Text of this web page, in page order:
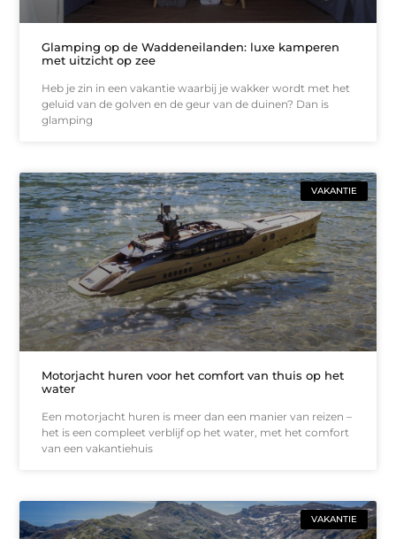
Glamping op de Waddeneilanden: luxe kamperen
met uitzicht op zee
Heb je zin in een vakantie waarbij je wakker wordt met het
geluid van de golven en de geur van de duinen? Dan is
glamping
VAKANTIE
Motorjacht huren voor het comfort van thuis op het
water
Een motorjacht huren is meer dan een manier van reizen –
het is een compleet verblijf op het water, met het comfort
van een vakantiehuis
VAKANTIE